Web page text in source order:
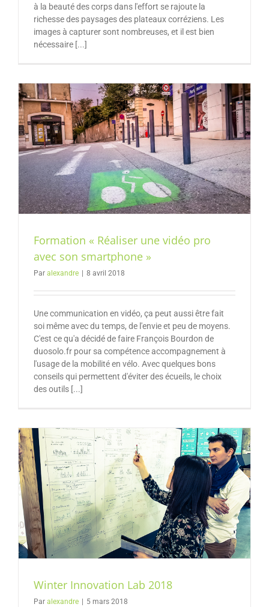
à la beauté des corps dans l'effort se rajoute la
richesse des paysages des plateaux corréziens. Les
images à capturer sont nombreuses, et il est bien
nécessaire [...]
Formation « Réaliser une vidéo pro
avec son smartphone »
Par alexandre 8 avril 2018
Une communication en vidéo, ça peut aussi être fait
soi même avec du temps, de l'envie et peu de moyens.
C'est ce qu'a décidé de faire François Bourdon de
duosolo.fr pour sa compétence accompagnement à
l'usage de la mobilité en vélo. Avec quelques bons
conseils qui permettent d'éviter des écueils, le choix
des outils [...]
Winter Innovation Lab 2018
Par alexandre 5 mars 2018